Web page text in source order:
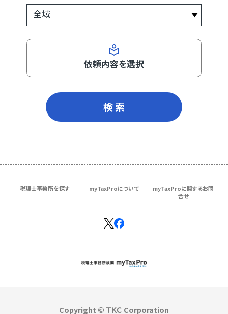
依頼内容を選択
検 索
税理士事務所を探す myTaxProについて
myTaxProに関するお問
合せ
Copyright © ＴＫＣ Corporation